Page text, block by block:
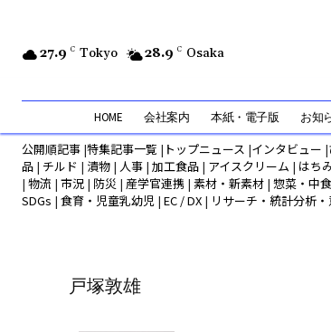
27.9 C Tokyo 28.9 C Osaka
HOME 会社案内 本紙・電子版 お知
公開順記事 |特集記事一覧 | トップニュース |インタビュー |
品 | チルド | 漬物 | 人事 | 加工食品 | アイスクリーム | はち
| 物流 | 市況 | 防災 | 産学官連携 | 素材・新素材 | 惣菜・中食
SDGs | 食育・児童乳幼児 | EC / DX | リサーチ・統計分析
戸塚敦雄